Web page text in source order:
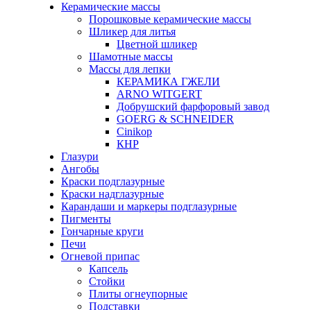
Керамические массы
Порошковые керамические массы
Шликер для литья
Цветной шликер
Шамотные массы
Массы для лепки
КЕРАМИКА ГЖЕЛИ
ARNO WITGERT
Добрушский фарфоровый завод
GOERG & SCHNEIDER
Cinikop
КНР
Глазури
Ангобы
Краски подглазурные
Краски надглазурные
Карандаши и маркеры подглазурные
Пигменты
Гончарные круги
Печи
Огневой припас
Капсель
Стойки
Плиты огнеупорные
Подставки